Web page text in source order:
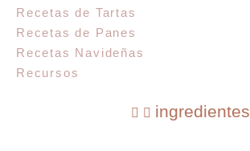
Recetas de Tartas
Recetas de Panes
Recetas Navideñas
Recursos
ingredientes